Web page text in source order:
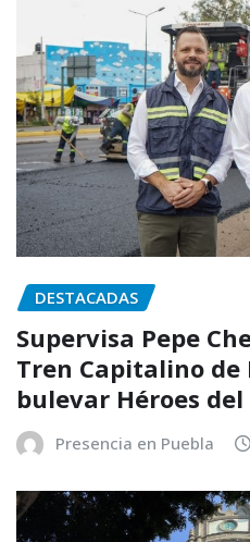
DESTACADAS
Supervisa Pepe
Tren Capitalino
bulevar Héroes
Presencia en Puebla